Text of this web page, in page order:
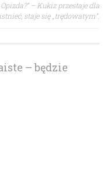
– Kukiz przestaje dla
staje się „trędowatym”.
– będzie